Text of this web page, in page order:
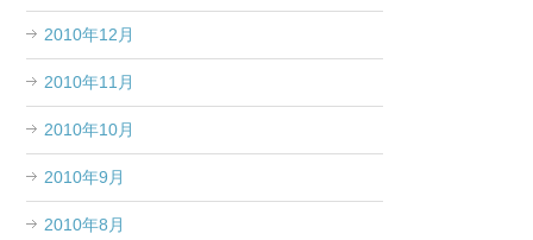
2010年12月
2010年11月
2010年10月
2010年9月
2010年8月